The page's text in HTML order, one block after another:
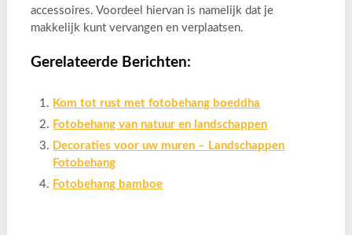
accessoires. Voordeel hiervan is namelijk dat je
makkelijk kunt vervangen en verplaatsen.
Gerelateerde Berichten:
Kom tot rust met fotobehang boeddha
Fotobehang van natuur en landschappen
Decoraties voor uw muren – Landschappen
Fotobehang
Fotobehang bamboe